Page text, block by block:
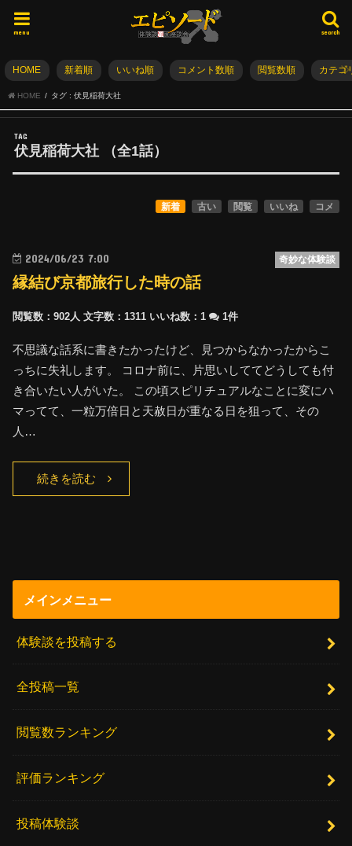
search
menu
HOME 新着順 いいね順 コメント数順 閲覧数順 カテゴ
HOME タグ : 伏見稲荷大社
TAG
伏見稲荷大社 （全1話）
新着 古い 閲覧 いいね コメ
2024/06/23 7:00 奇妙な体験談
縁結び京都旅行した時の話
閲覧数：902人 文字数：1311 いいね数：1 1件
不思議な話系に書きたかったけど、見つからなかったからこ
っちに失礼します。 コロナ前に、片思いしててどうしても付
き合いたい人がいた。 この頃スピリチュアルなことに変にハ
マってて、一粒万倍日と天赦日が重なる日を狙って、その
人…
続きを読む
メインメニュー
体験談を投稿する
全投稿一覧
閲覧数ランキング
評価ランキング
投稿体験談